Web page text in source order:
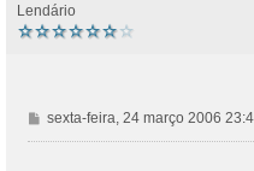
Lendário
M
e
sexta-feira, 24 março 2006